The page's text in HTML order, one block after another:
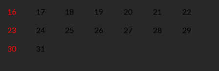
16 17 18 19 20 21 22
23 24 25 26 27 28 29
30 31